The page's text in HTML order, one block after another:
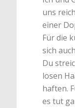
uns
einer
Für die
sich
Du
losen
haften.
es tut